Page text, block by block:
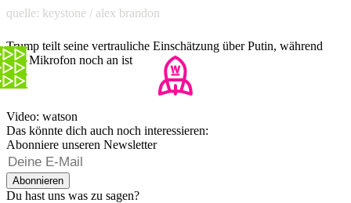
quelle: keystone / alex brandon
Trump teilt seine vertrauliche Einschätzung über Putin, während
sein Mikrofon noch an ist
Video: watson
Das könnte dich auch noch interessieren:
Abonniere unseren Newsletter
Abonnieren
Du hast uns was zu sagen?